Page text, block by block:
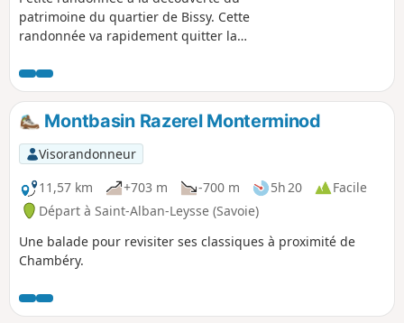
patrimoine du quartier de Bissy. Cette
randonnée va rapidement quitter la
et petites routes rurales.
Montbasin Razerel Monterminod
Visorandonneur
11,57 km
+703 m -700 m 5h 20
Facile
Départ à Saint-Alban-Leysse (Savoie)
Une balade pour revisiter ses classiques à proximité de
Chambéry.